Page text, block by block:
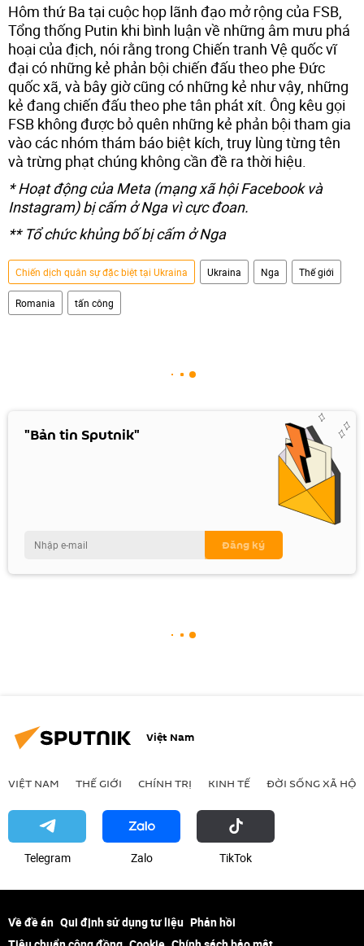
Hôm thứ Ba tại cuộc họp lãnh đạo mở rộng của FSB,
Tổng thống Putin khi bình luận về những âm mưu phá
hoại của địch, nói rằng trong Chiến tranh Vệ quốc vĩ
đại có những kẻ phản bội chiến đấu theo phe Đức
quốc xã, và bây giờ cũng có những kẻ như vậy, những
kẻ đang chiến đấu theo phe tân phát xít. Ông kêu gọi
FSB không được bỏ quên những kẻ phản bội tham gia
vào các nhóm thám báo biệt kích, truy lùng từng tên
và trừng phạt chúng không cần đề ra thời hiệu.
* Hoạt động của Meta (mạng xã hội Facebook và
Instagram) bị cấm ở Nga vì cực đoan.
** Tổ chức khủng bố bị cấm ở Nga
Chiến dịch quân sự đặc biệt tại Ukraina Ukraina Nga Thế giới
Romania tấn công
"Bản tin Sputnik"
Việt Nam
VIỆT NAM THẾ GIỚI CHÍNH TRỊ KINH TẾ ĐỜI SỐNG XÃ HỘI
Telegram Zalo ТikТоk
Về đề án Qui định sử dụng tư liệu Phản hồi